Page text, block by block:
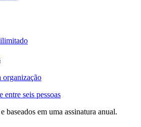
organização
seis pessoas
baseados em uma assinatura anual.